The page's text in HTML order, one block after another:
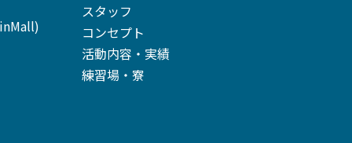
スタッフ
コンセプト
活動内容・実績
練習場・寮